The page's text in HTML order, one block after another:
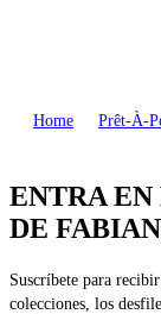
Home Prêt-À-
ENTRA
DE
Suscríbete para
colecciones, los